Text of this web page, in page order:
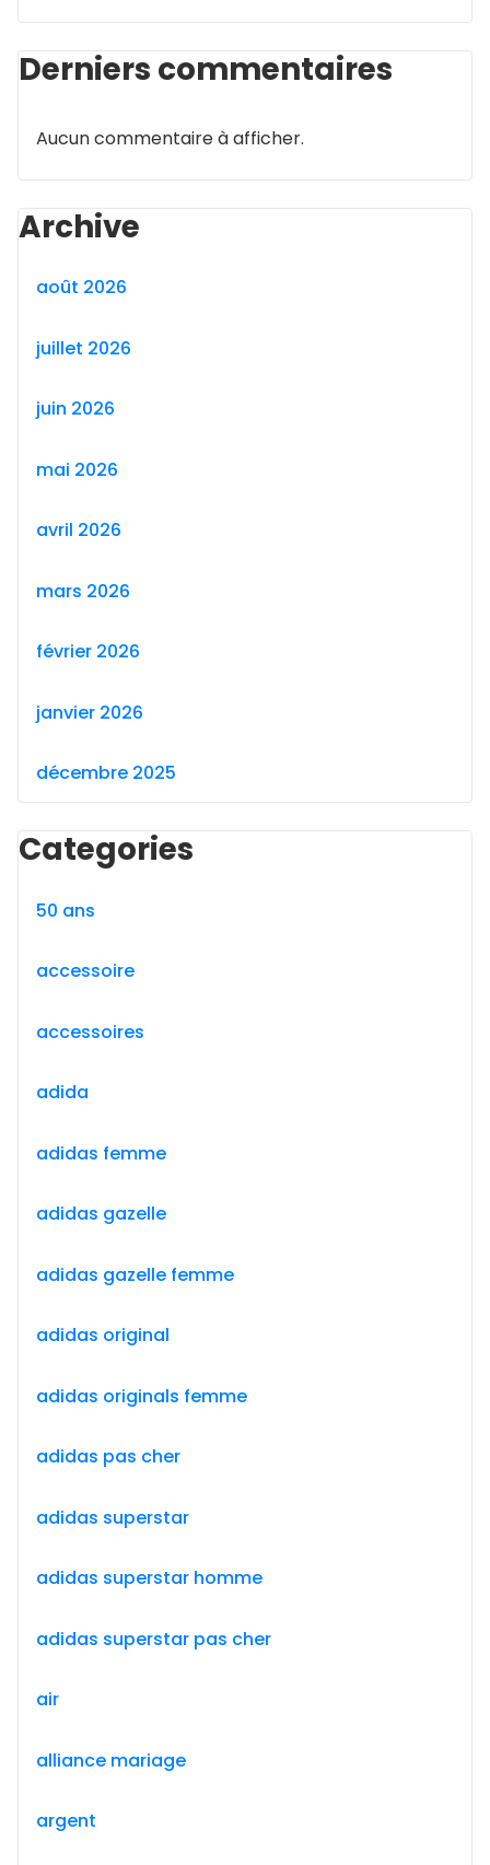
Derniers commentaires
Aucun commentaire à afficher.
Archive
août 2026
juillet 2026
juin 2026
mai 2026
avril 2026
mars 2026
février 2026
janvier 2026
décembre 2025
Categories
50 ans
accessoire
accessoires
adida
adidas femme
adidas gazelle
adidas gazelle femme
adidas original
adidas originals femme
adidas pas cher
adidas superstar
adidas superstar homme
adidas superstar pas cher
air
alliance mariage
argent